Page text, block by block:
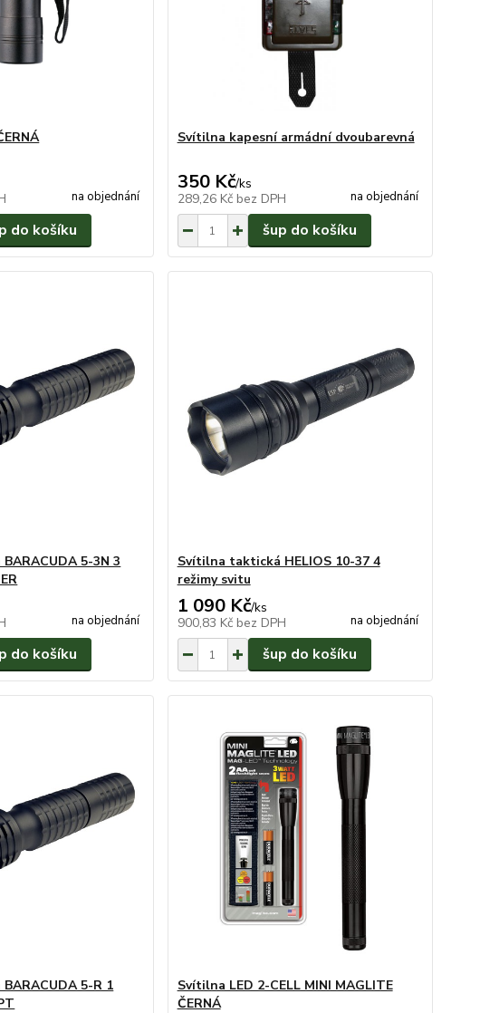
na objednání
do košíku
Svítilna kapesní armádní dvoubarevná
350 Kč/ks
289,26 Kč bez DPH na objednání
šup do košíku
5-3N 3
na objednání
do košíku
Svítilna taktická HELIOS 10-37 4
režimy svitu
1 090 Kč/ks
900,83 Kč bez DPH na objednání
šup do košíku
5-R 1
Svítilna LED 2-CELL MINI MAGLITE
ČERNÁ